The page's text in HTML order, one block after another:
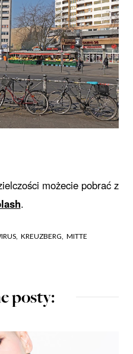
możecie pobrać z
.
KREUZBERG, MITTE
posty: